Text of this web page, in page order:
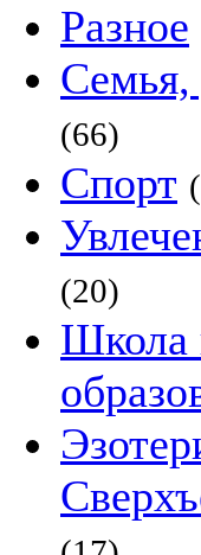
Разное
(66)
Спорт
(20)
Школа